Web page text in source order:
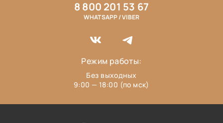
8 800 201 53 67
WHATSAPP / VIBER
Режим работы:
Без выходных
9:00 — 18:00 (по мск)